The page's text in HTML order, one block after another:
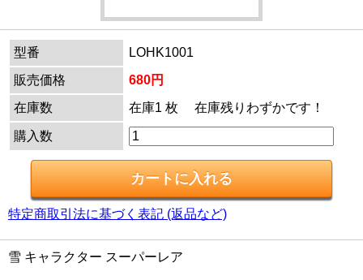
型番
LOHK1001
販売価格
680円
在庫数
在庫1 枚 在庫残りわずかです！
購入数
特定商取引法に基づく表記 (返品など)
雪 キャラクター スーパーレア